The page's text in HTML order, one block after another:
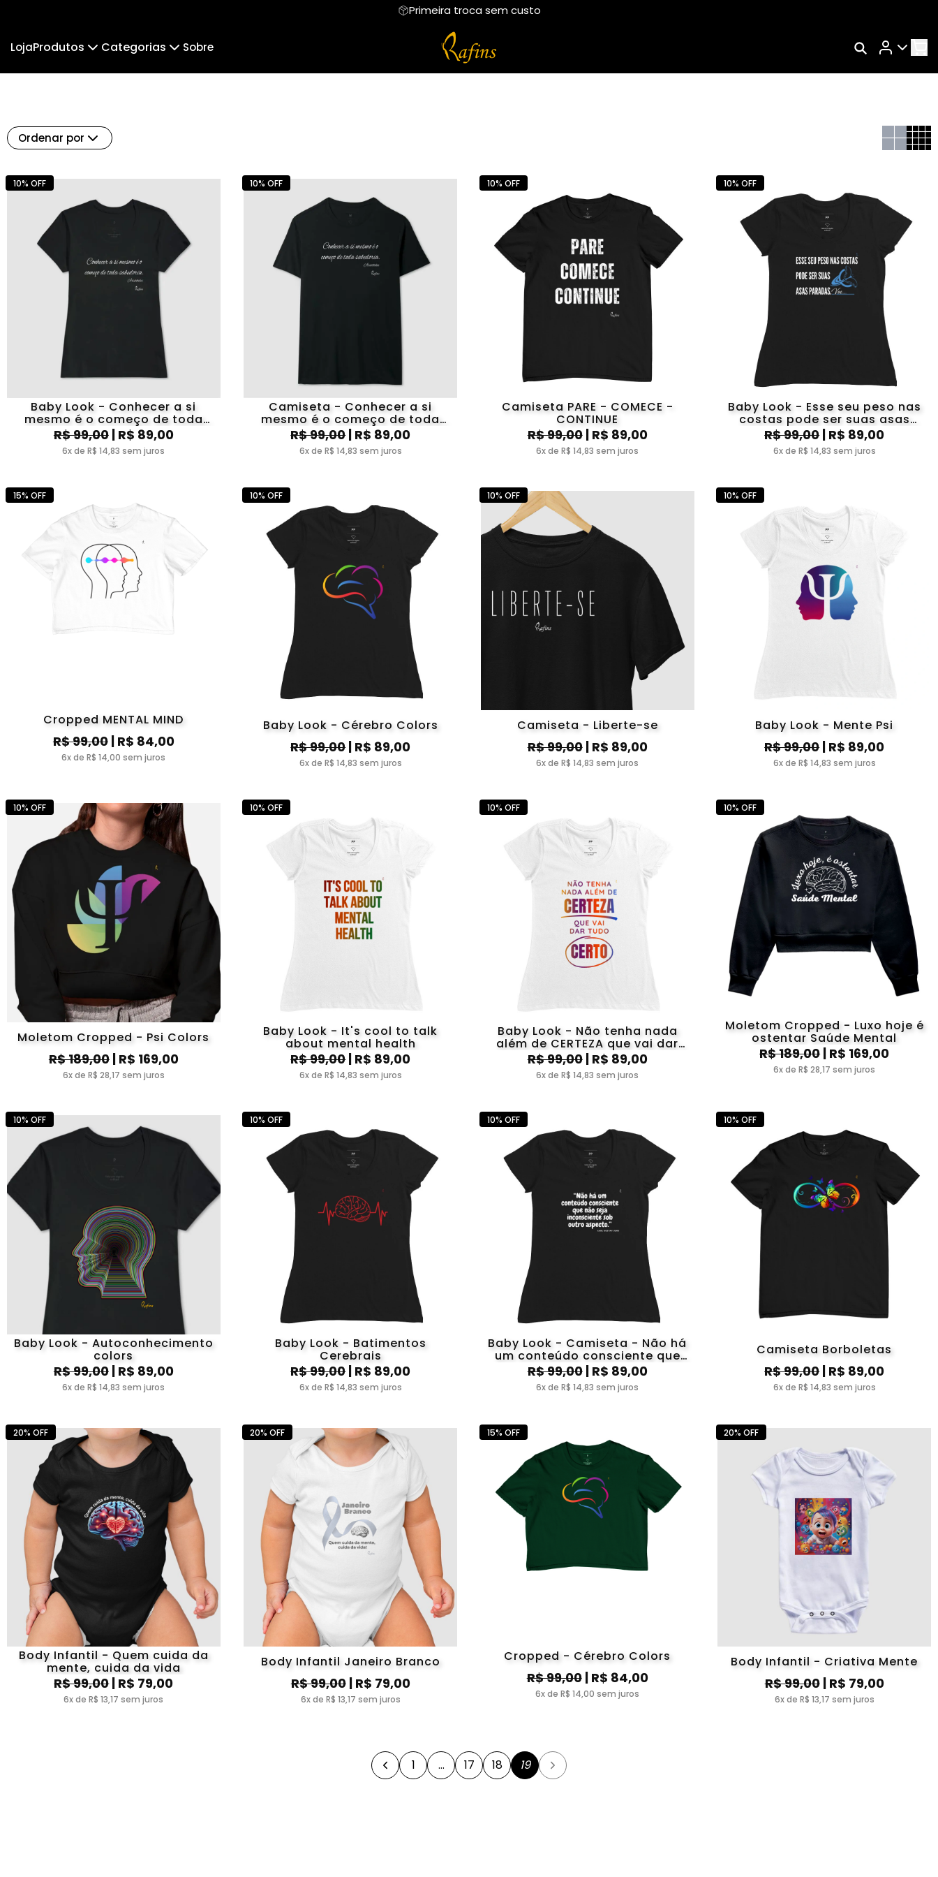
Primeira troca sem custo
LojaProdutos Categorias Sobre
Ordenar por
Baby Look - Conhecer a si
mesmo é o começo de toda
sabedoria. Aristóteles
R$ 99,00| R$ 89,00
6x de R$ 14,83 sem juros
10% OFF
Camiseta - Conhecer a si
mesmo é o começo de toda
sabedoria. Aristóteles
R$ 99,00| R$ 89,00
6x de R$ 14,83 sem juros
10% OFF
Camiseta PARE - COMECE -
CONTINUE
R$ 99,00| R$ 89,00
6x de R$ 14,83 sem juros
10% OFF
Baby Look - Esse seu peso nas
costas pode ser suas asas
paradas.
R$ 99,00| R$ 89,00
6x de R$ 14,83 sem juros
10% OFF
Cropped MENTAL MIND
R$ 99,00| R$ 84,00
6x de R$ 14,00 sem juros
15% OFF
Baby Look - Cérebro Colors
R$ 99,00| R$ 89,00
6x de R$ 14,83 sem juros
10% OFF
Camiseta - Liberte-se
R$ 99,00| R$ 89,00
6x de R$ 14,83 sem juros
10% OFF
Baby Look - Mente Psi
R$ 99,00| R$ 89,00
6x de R$ 14,83 sem juros
10% OFF
Moletom Cropped - Psi Colors
R$ 189,00| R$ 169,00
6x de R$ 28,17 sem juros
10% OFF
Baby Look - It's cool to talk
about mental health
R$ 99,00| R$ 89,00
6x de R$ 14,83 sem juros
10% OFF
Baby Look - Não tenha nada
além de CERTEZA que vai dar
tudo CERTO
R$ 99,00| R$ 89,00
6x de R$ 14,83 sem juros
10% OFF
Moletom Cropped - Luxo hoje é
ostentar Saúde Mental
R$ 189,00| R$ 169,00
6x de R$ 28,17 sem juros
10% OFF
Baby Look - Autoconhecimento
colors
R$ 99,00| R$ 89,00
6x de R$ 14,83 sem juros
10% OFF
Baby Look - Batimentos
Cerebrais
R$ 99,00| R$ 89,00
6x de R$ 14,83 sem juros
10% OFF
Baby Look - Camiseta - Não há
um conteúdo consciente que
não seja inconsciente sob outro
aspecto
R$ 99,00| R$ 89,00
6x de R$ 14,83 sem juros
10% OFF
Camiseta Borboletas
R$ 99,00| R$ 89,00
6x de R$ 14,83 sem juros
10% OFF
Body Infantil - Quem cuida da
mente, cuida da vida
R$ 99,00| R$ 79,00
6x de R$ 13,17 sem juros
20% OFF
Body Infantil Janeiro Branco
R$ 99,00| R$ 79,00
6x de R$ 13,17 sem juros
20% OFF
Cropped - Cérebro Colors
R$ 99,00| R$ 84,00
6x de R$ 14,00 sem juros
15% OFF
Body Infantil - Criativa Mente
R$ 99,00| R$ 79,00
6x de R$ 13,17 sem juros
20% OFF
1 … 17 18 19